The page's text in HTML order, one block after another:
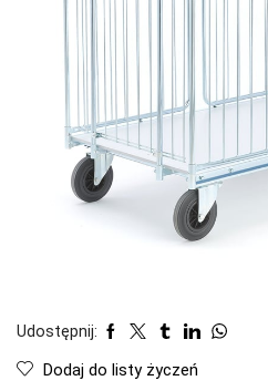
Udostępnij:
Dodaj do listy życzeń